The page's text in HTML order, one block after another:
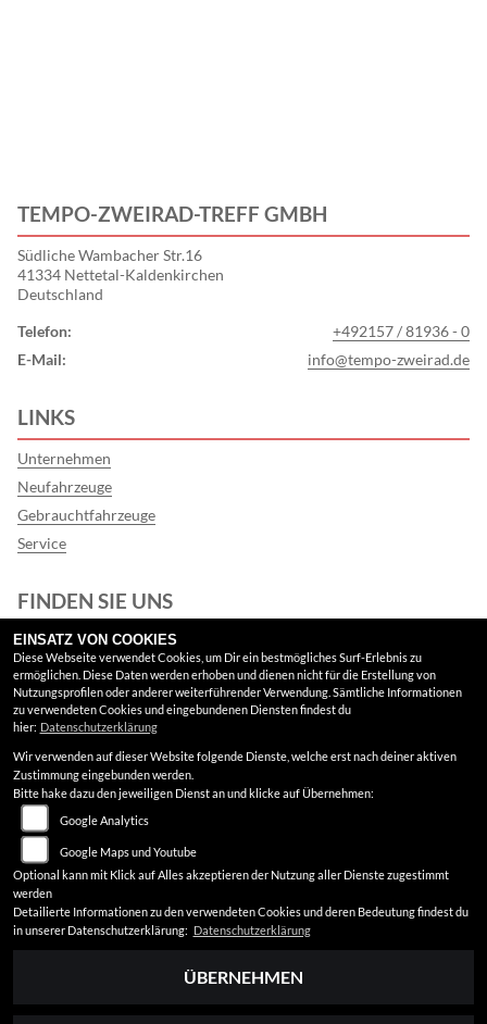
TEMPO-ZWEIRAD-TREFF GMBH
Südliche Wambacher Str.16
41334 Nettetal-Kaldenkirchen
Deutschland
Telefon:
+492157 / 81936 - 0
E-Mail:
info@tempo-zweirad.de
LINKS
Unternehmen
Neufahrzeuge
Gebrauchtfahrzeuge
Service
FINDEN SIE UNS
Facebook
Google Maps
RECHTLICHES
AGB
Impressum
Datenschutz
Disclaimer
Barrierefreiheit
EINSATZ VON COOKIES
Diese Webseite verwendet Cookies, um Dir ein bestmögliches Surf-Erlebnis zu
ermöglichen. Diese Daten werden erhoben und dienen nicht für die Erstellung von
Nutzungsprofilen oder anderer weiterführender Verwendung. Sämtliche Informationen
zu verwendeten Cookies und eingebundenen Diensten findest du
hier: Datenschutzerklärung
Wir verwenden auf dieser Website folgende Dienste, welche erst nach deiner aktiven
Zustimmung eingebunden werden.
Bitte hake dazu den jeweiligen Dienst an und klicke auf Übernehmen:
Google Analytics
Google Maps und Youtube
Optional kann mit Klick auf Alles akzeptieren der Nutzung aller Dienste zugestimmt
werden
Detailierte Informationen zu den verwendeten Cookies und deren Bedeutung findest du
in unserer Datenschutzerklärung: Datenschutzerklärung
ÜBERNEHMEN